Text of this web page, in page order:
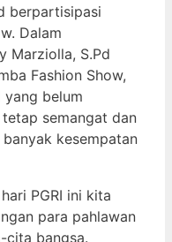
berpartisipasi
Dalam
Marziolla, S.Pd
Fashion Show,
yang belum
semangat dan
kesempatan
PGRI ini kita
para pahlawan
cita bangsa.